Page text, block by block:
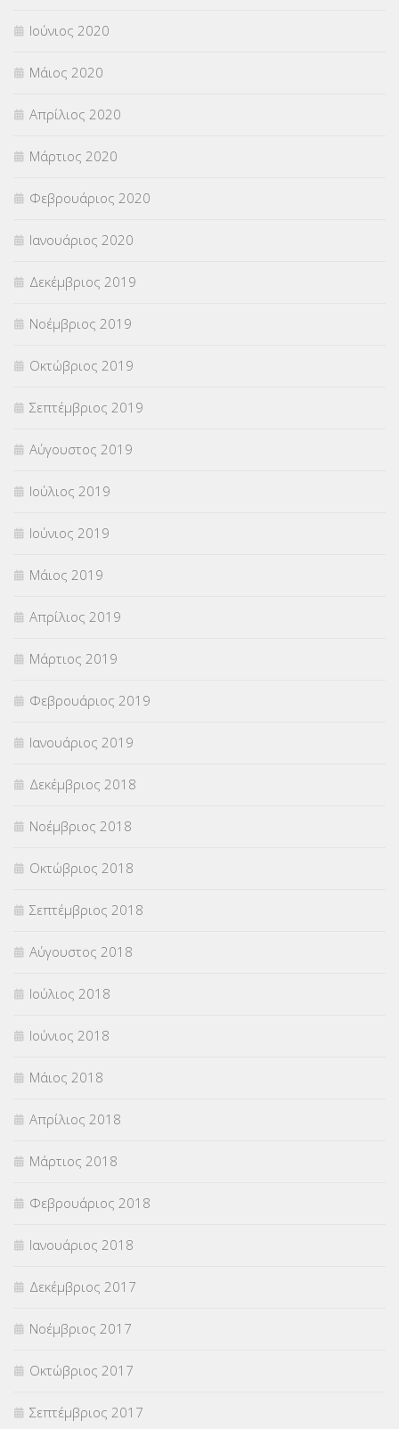
Ιούνιος 2020
Μάιος 2020
Απρίλιος 2020
Μάρτιος 2020
Φεβρουάριος 2020
Ιανουάριος 2020
Δεκέμβριος 2019
Νοέμβριος 2019
Οκτώβριος 2019
Σεπτέμβριος 2019
Αύγουστος 2019
Ιούλιος 2019
Ιούνιος 2019
Μάιος 2019
Απρίλιος 2019
Μάρτιος 2019
Φεβρουάριος 2019
Ιανουάριος 2019
Δεκέμβριος 2018
Νοέμβριος 2018
Οκτώβριος 2018
Σεπτέμβριος 2018
Αύγουστος 2018
Ιούλιος 2018
Ιούνιος 2018
Μάιος 2018
Απρίλιος 2018
Μάρτιος 2018
Φεβρουάριος 2018
Ιανουάριος 2018
Δεκέμβριος 2017
Νοέμβριος 2017
Οκτώβριος 2017
Σεπτέμβριος 2017